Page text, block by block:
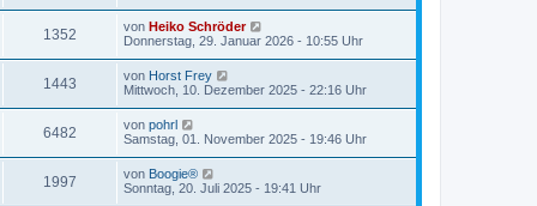
1352 von Heiko Schröder
Donnerstag, 29. Januar 2026 - 10:55 Uhr
1443 von Horst Frey
Mittwoch, 10. Dezember 2025 - 22:16 Uhr
6482 von pohrl
Samstag, 01. November 2025 - 19:46 Uhr
1997 von Boogie®
Sonntag, 20. Juli 2025 - 19:41 Uhr